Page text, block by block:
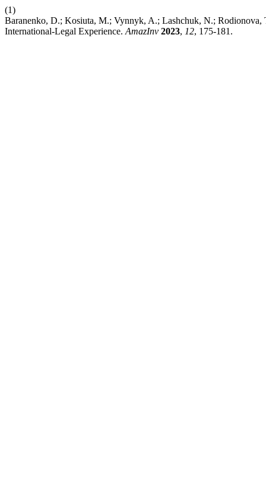
(1)
Baranenko, D.; Kosiuta, M.; Vynnyk, A.; Lashchuk, N.;
International-Legal Experience. AmazInv 2023, 12, 175-181.